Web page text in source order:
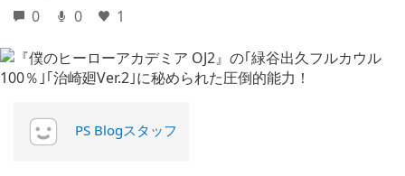
0 0 1
PS Blogスタッフ